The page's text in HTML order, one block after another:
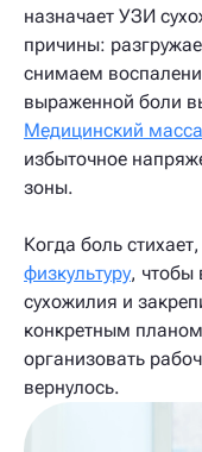
назначает УЗИ
причины:
снимаем
выраженной боли
Медицинский
избыточное
зоны.
Когда боль
физкультуру, чтобы
сухожилия и
конкретным
организовать
вернулось.